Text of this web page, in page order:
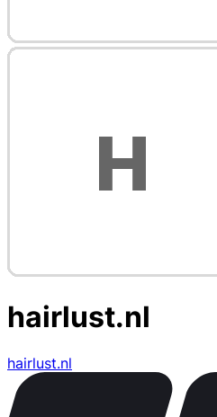
hairlust.nl
hairlust.nl